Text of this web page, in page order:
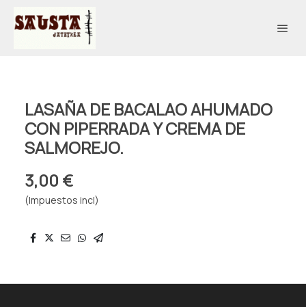
LASAÑA DE BACALAO AHUMADO
CON PIPERRADA Y CREMA DE
SALMOREJO.
3,00 €
(Impuestos incl)